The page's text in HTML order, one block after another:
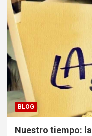
BLOG
Nuestro tiempo: